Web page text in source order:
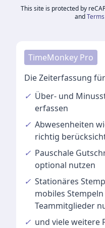
This site is protected by
and
TimeMonkey Pro
Die Zeiterfassung
✓ Über- und
erfassen
✓ Abwesenheiten
richtig
✓ Pauschale
optional nutzen
✓ Stationäres
mobiles
Teammitglieder
✓ und vieleweitere